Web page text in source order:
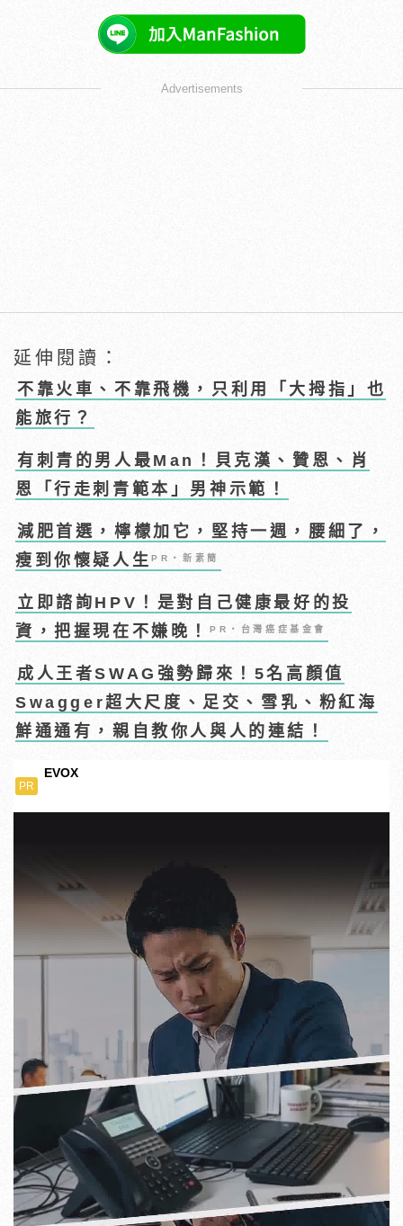
Advertisements
延伸閱讀：
不靠火車、不靠飛機，只利用「大拇指」也
能旅行？
有刺青的男人最Man！貝克漢、贊恩、肖
恩「行走刺青範本」男神示範！
減肥首選，檸檬加它，堅持一週，腰細了，
瘦到你懷疑人生PR・新素簡
立即諮詢HPV！是對自己健康最好的投
資，把握現在不嫌晚！PR・台灣癌症基金會
成人王者SWAG強勢歸來！5名高顏值
Swagger超大尺度、足交、雪乳、粉紅海
鮮通通有，親自教你人與人的連結！
PR
EVOX